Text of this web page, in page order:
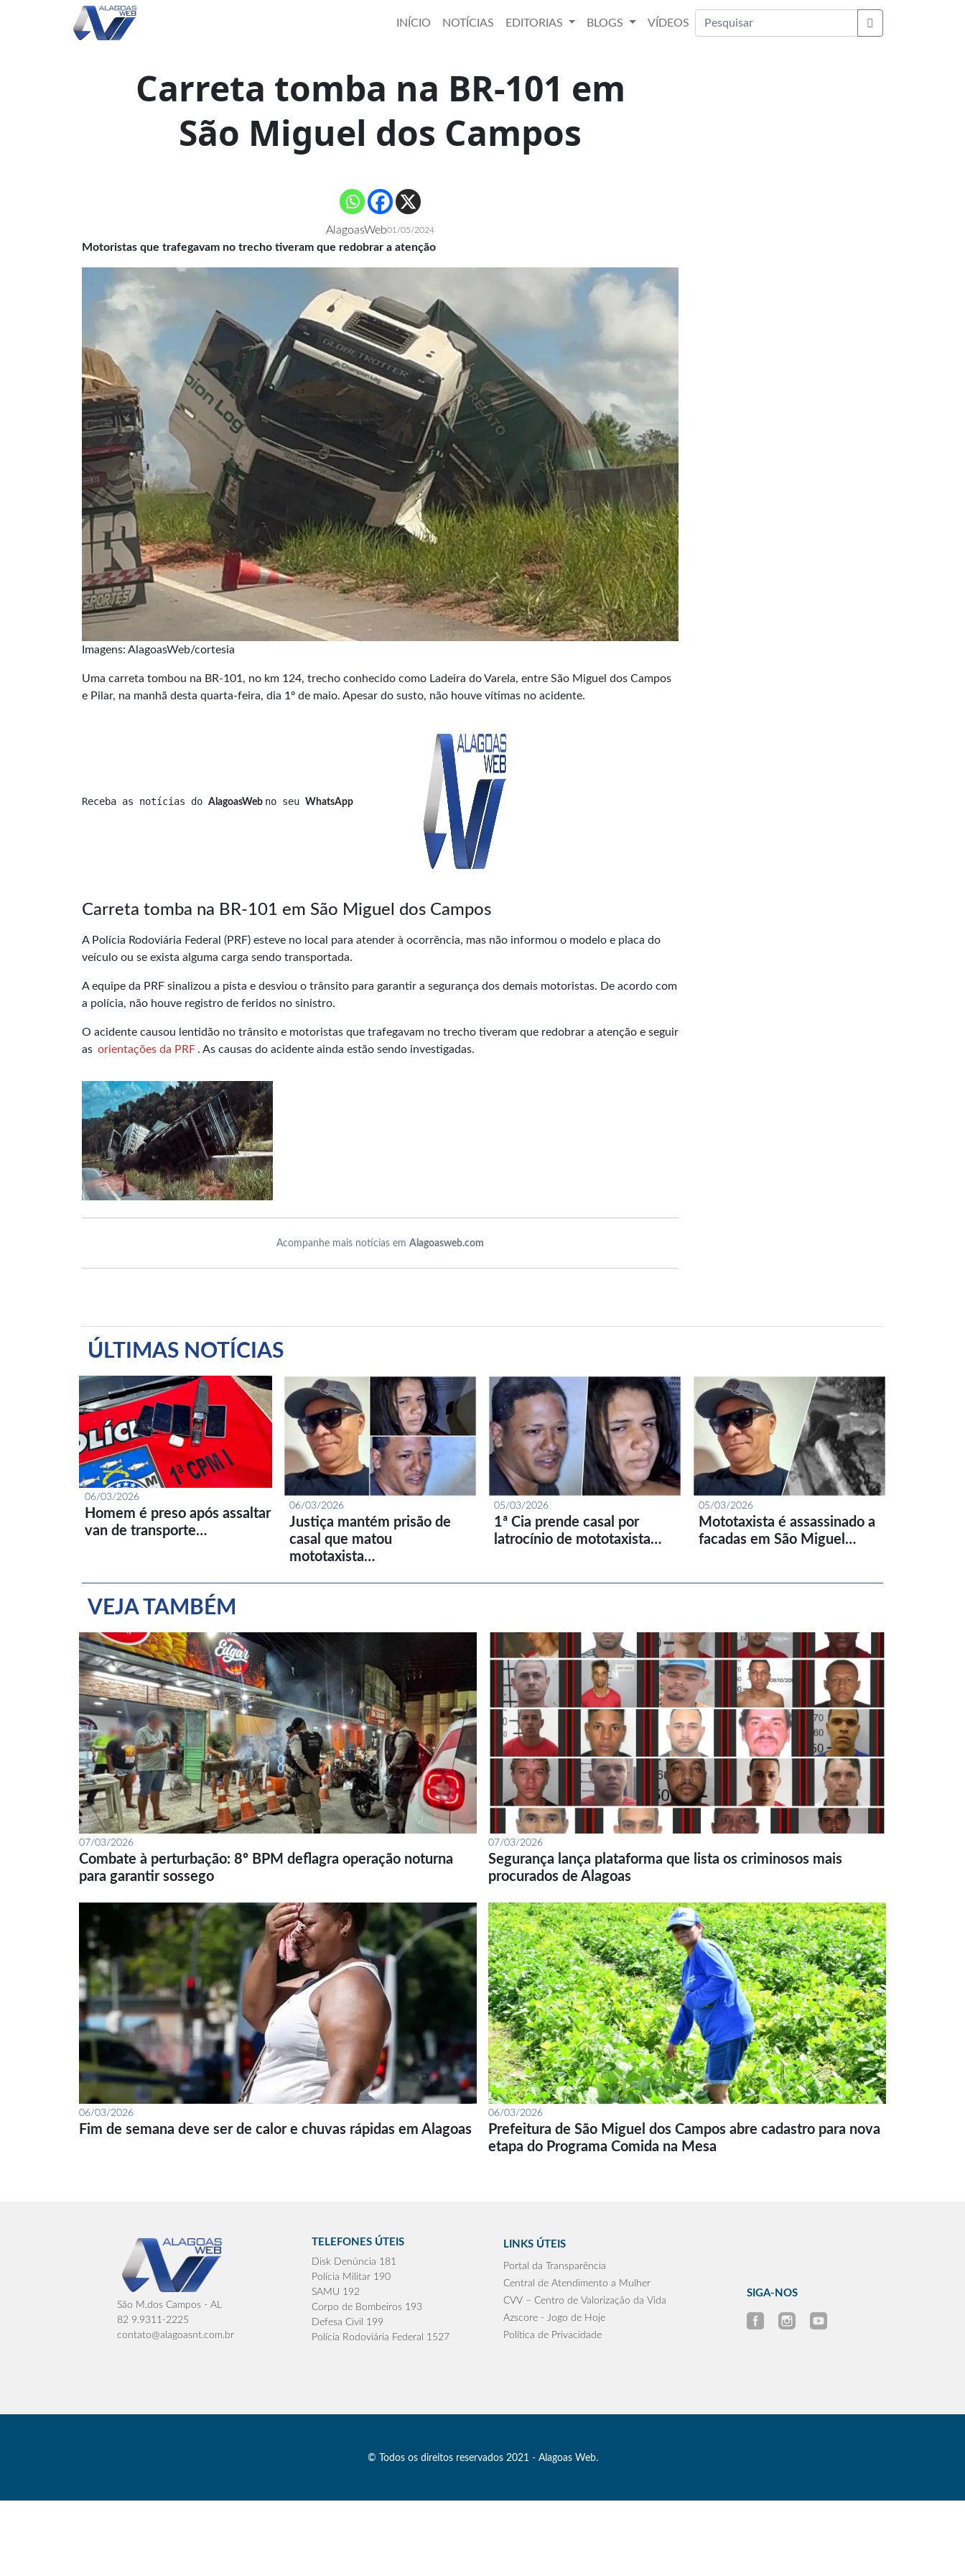
INÍCIO NOTÍCIAS EDITORIAS BLOGS
VÍDEOS
Buscar
Carreta tomba na BR-101 em
São Miguel dos Campos
AlagoasWeb01/05/2024
Motoristas que trafegavam no trecho tiveram que redobrar a atenção
Imagens: AlagoasWeb/cortesia
Uma carreta tombou na BR-101, no km 124, trecho conhecido como Ladeira do Varela, entre São Miguel dos Campos
e Pilar, na manhã desta quarta-feira, dia 1º de maio. Apesar do susto, não houve vítimas no acidente.
Receba as notícias do AlagoasWeb no seu WhatsApp
Carreta tomba na BR-101 em São Miguel dos Campos
A Polícia Rodoviária Federal (PRF) esteve no local para atender à ocorrência, mas não informou o modelo e placa do
veículo ou se exista alguma carga sendo transportada.
A equipe da PRF sinalizou a pista e desviou o trânsito para garantir a segurança dos demais motoristas. De acordo com
a polícia, não houve registro de feridos no sinistro.
O acidente causou lentidão no trânsito e motoristas que trafegavam no trecho tiveram que redobrar a atenção e seguir
as orientações da PRF . As causas do acidente ainda estão sendo investigadas.
Acompanhe mais notícias em Alagoasweb.com
ÚLTIMAS NOTÍCIAS
06/03/2026
Homem é preso após assaltar
van de transporte…
06/03/2026
Justiça mantém prisão de
casal que matou
mototaxista…
05/03/2026
1ª Cia prende casal por
latrocínio de mototaxista…
05/03/2026
Mototaxista é assassinado a
facadas em São Miguel…
VEJA TAMBÉM
07/03/2026
Combate à perturbação: 8º BPM deflagra operação noturna
para garantir sossego
07/03/2026
Segurança lança plataforma que lista os criminosos mais
procurados de Alagoas
06/03/2026
Fim de semana deve ser de calor e chuvas rápidas em Alagoas
06/03/2026
Prefeitura de São Miguel dos Campos abre cadastro para nova
etapa do Programa Comida na Mesa
São M.dos Campos - AL
82 9.9311-2225
contato@alagoasnt.com.br
TELEFONES ÚTEIS
Disk Denúncia 181
Polícia Militar 190
SAMU 192
Corpo de Bombeiros 193
Defesa Civil 199
Polícia Rodoviária Federal 1527
LINKS ÚTEIS
Portal da Transparência
Central de Atendimento a Mulher
CVV – Centro de Valorização da Vida
Azscore - Jogo de Hoje
Política de Privacidade
SIGA-NOS
© Todos os direitos reservados 2021 - Alagoas Web.